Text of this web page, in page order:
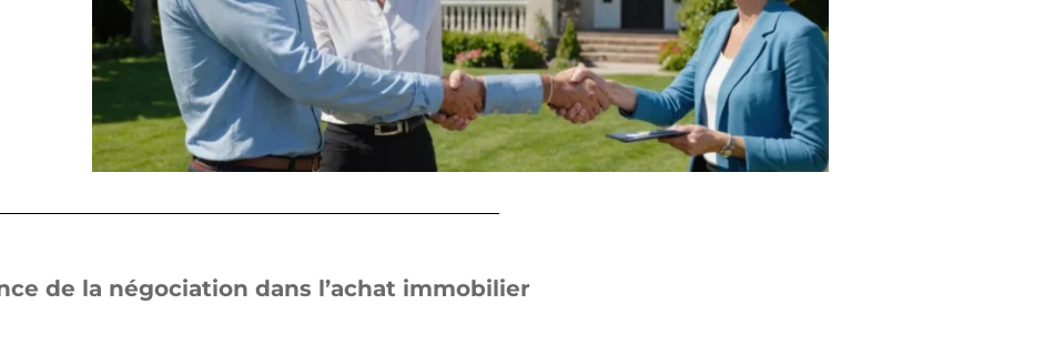
de la négociation dans l’achat immobilier